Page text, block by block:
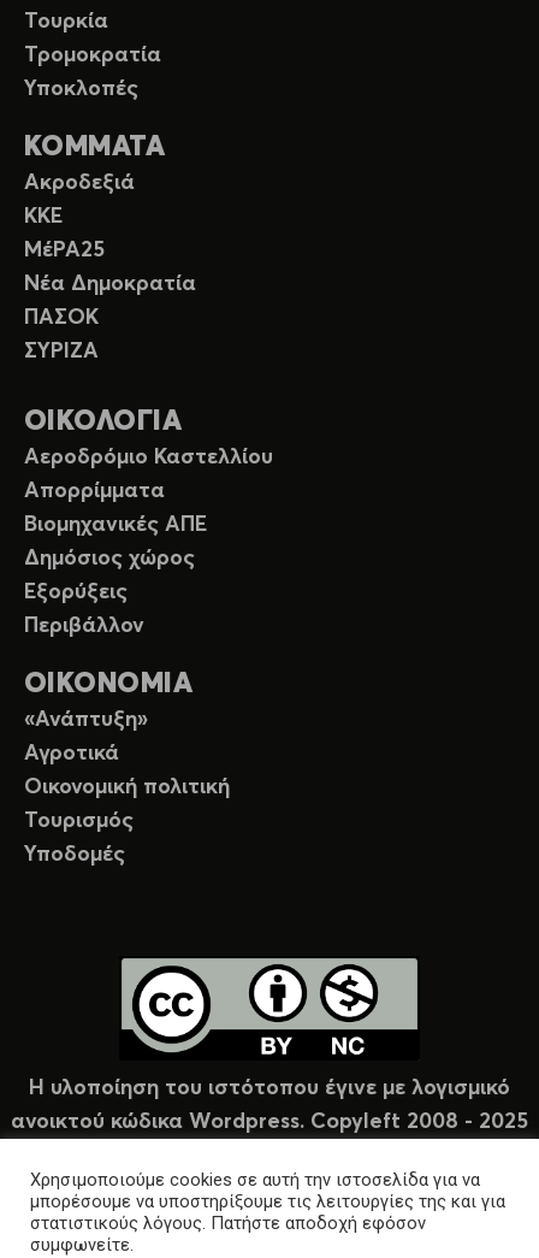
Τουρκία
Τρομοκρατία
Υποκλοπές
ΚΟΜΜΑΤΑ
Ακροδεξιά
ΚΚΕ
ΜέΡΑ25
Νέα Δημοκρατία
ΠΑΣΟΚ
ΣΥΡΙΖΑ
ΟΙΚΟΛΟΓΙΑ
Αεροδρόμιο Καστελλίου
Απορρίμματα
Βιομηχανικές ΑΠΕ
Δημόσιος χώρος
Εξορύξεις
Περιβάλλον
ΟΙΚΟΝΟΜΙΑ
«Ανάπτυξη»
Αγροτικά
Οικονομική πολιτική
Τουρισμός
Υποδομές
Η υλοποίηση του ιστότοπου έγινε με λογισμικό
ανοικτού κώδικα Wordpress. Copyleft 2008 - 2025
Χρησιμοποιούμε cookies σε αυτή την ιστοσελίδα για να
μπορέσουμε να υποστηρίξουμε τις λειτουργίες της και για
στατιστικούς λόγους. Πατήστε αποδοχή εφόσον
συμφωνείτε.